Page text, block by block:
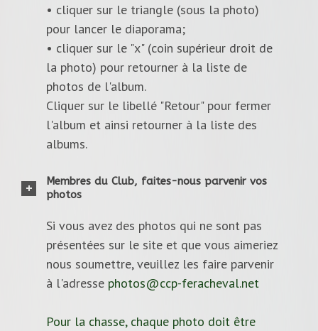
• cliquer sur le triangle (sous la photo)
pour lancer le diaporama;
• cliquer sur le "x" (coin supérieur droit de
la photo) pour retourner à la liste de
photos de l'album.
Cliquer sur le libellé "Retour" pour fermer
l'album et ainsi retourner à la liste des
albums.
Membres du Club, faites-nous parvenir vos
photos
Si vous avez des photos qui ne sont pas
présentées sur le site et que vous aimeriez
nous soumettre, veuillez les faire parvenir
à l'adresse photos@ccp-feracheval.net
Pour la chasse, chaque photo doit être